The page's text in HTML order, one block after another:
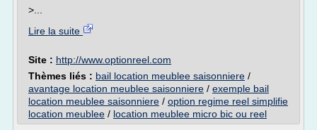
>...
Lire la suite
Site : http://www.optionreel.com
Thèmes liés : bail location meublee saisonniere /
avantage location meublee saisonniere / exemple bail
location meublee saisonniere / option regime reel simplifie
location meublee / location meublee micro bic ou reel